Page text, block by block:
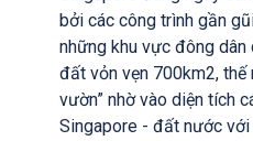
bởi các công trình gần
những khu vực đông
đất vỏn vẹn 700km2, thế
vườn” nhờ vào diện tích
Singapore - đất nước